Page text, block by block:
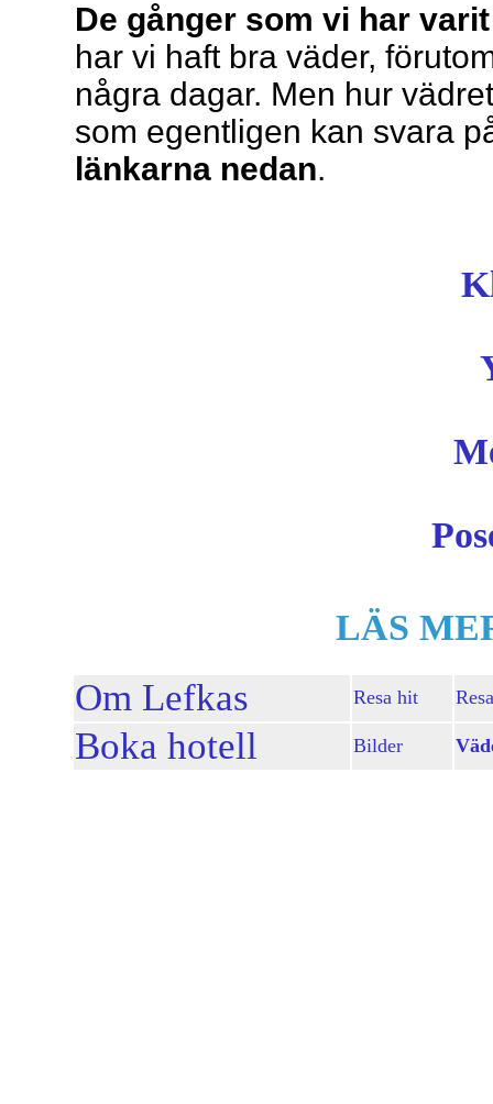
De gånger som vi har
har vi haft bra väder,
några dagar. Men hur
som egentligen kan svara
länkarna nedan.
LÄS
Om Lefkas Resa hit
Boka hotell Bilder